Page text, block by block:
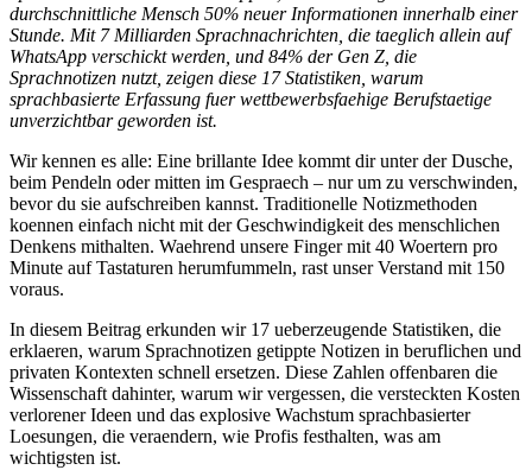
durchschnittliche Mensch 50% neuer Informationen innerhalb einer
Stunde. Mit 7 Milliarden Sprachnachrichten, die taeglich allein auf
WhatsApp verschickt werden, und 84% der Gen Z, die
Sprachnotizen nutzt, zeigen diese 17 Statistiken, warum
sprachbasierte Erfassung fuer wettbewerbsfaehige Berufstaetige
unverzichtbar geworden ist.
Wir kennen es alle: Eine brillante Idee kommt dir unter der Dusche,
beim Pendeln oder mitten im Gespraech – nur um zu verschwinden,
bevor du sie aufschreiben kannst. Traditionelle Notizmethoden
koennen einfach nicht mit der Geschwindigkeit des menschlichen
Denkens mithalten. Waehrend unsere Finger mit 40 Woertern pro
Minute auf Tastaturen herumfummeln, rast unser Verstand mit 150
voraus.
In diesem Beitrag erkunden wir 17 ueberzeugende Statistiken, die
erklaeren, warum Sprachnotizen getippte Notizen in beruflichen und
privaten Kontexten schnell ersetzen. Diese Zahlen offenbaren die
Wissenschaft dahinter, warum wir vergessen, die versteckten Kosten
verlorener Ideen und das explosive Wachstum sprachbasierter
Loesungen, die veraendern, wie Profis festhalten, was am
wichtigsten ist.